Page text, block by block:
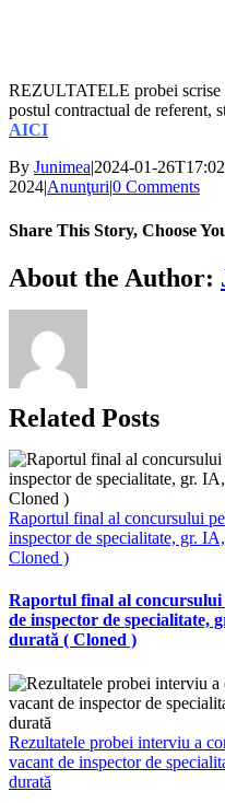
REZULTATELE probei scrise
postul contractual de referent,
AICI
By Junimea|2024-01-
2024|Anunţuri|0 Comments
Share This Story, Choose
Facebook
X
Bluesky
Reddit
LinkedIn
WhatsApp
Telegram
Tumblr
Xing
Email
Copy
Link
About the Author:
Related Posts
Raportul final al concursului
inspector de specialitate, gr.
Cloned )
Raportul final al
de inspector de specialitate,
durată ( Cloned )
Rezultatele probei interviu a
vacant de inspector de
durată